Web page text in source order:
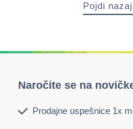
Pojdi
Naročite se na
Prodajne uspešnice 1x